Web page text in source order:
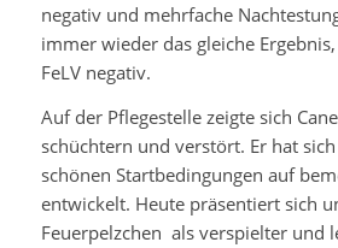
negativ und mehrfache
immer wieder das gleiche
FeLV negativ.
Auf der Pflegestelle zeigte sich
schüchtern und verstört. Er hat
schönen Startbedingungen auf
entwickelt. Heute präsentiert sich
Feuerpelzchen als verspielter und